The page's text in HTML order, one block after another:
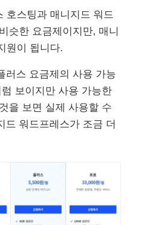
호스팅과 매니지드 워드
슷한 요금제이지만, 매니
원이 됩니다.
러스 요금제의 사용 가능
보이지만 사용 가능한
을 보면 실제 사용할 수
드 워드프레스가 조금 더